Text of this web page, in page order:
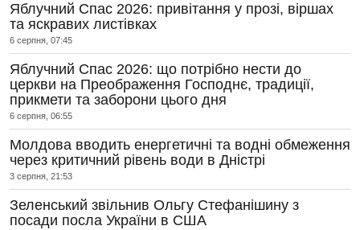
Яблучний Спас 2026: привітання у прозі, віршах
та яскравих листівках
6 серпня, 07:45
Яблучний Спас 2026: що потрібно нести до
церкви на Преображення Господнє, традиції,
прикмети та заборони цього дня
6 серпня, 06:55
Молдова вводить енергетичні та водні обмеження
через критичний рівень води в Дністрі
3 серпня, 21:53
Зеленський звільнив Ольгу Стефанішину з
посади посла України в США